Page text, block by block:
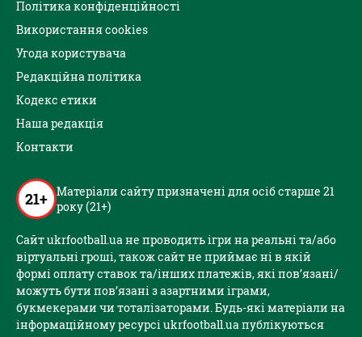
Політика конфіденційності
Використання cookies
Угода користувача
Редакційна політика
Кодекс етики
Наша редакція
Контакти
21+ Матеріали сайту призначені для осіб старше 21
року (21+)
Сайт ukrfootball.ua не проводить ігри на реальні та/або
віртуальні гроші, також сайт не приймає ні в якій
формі оплату ставок та/інших платежів, які пов’язані/
можуть бути пов’язані з азартними іграми,
букмекерами чи тоталізаторами. Будь-які матеріали на
інформаційному ресурсі ukrfootball.ua публікуються